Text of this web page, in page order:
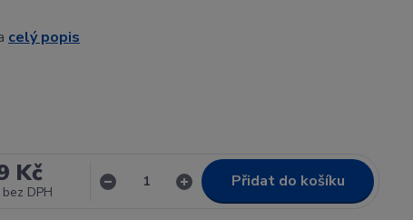
celý popis
Kč
bez DPH
Přidat do košíku